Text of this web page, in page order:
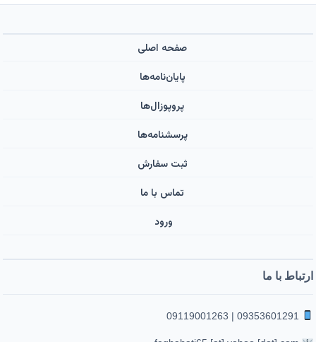
صفحه اصلی
پایان‌نامه‌ها
پروپوزال‌ها
پرسشنامه‌ها
ثبت سفارش
تماس با ما
ورود ‌
ارتباط با ما